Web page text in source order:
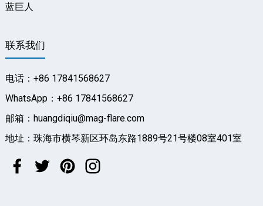
蓝巨人
联系我们
电话：+86 17841568627
WhatsApp：+86 17841568627
邮箱：huangdiqiu@mag-flare.com
地址：珠海市横琴新区环岛东路1889号21号楼08室401室